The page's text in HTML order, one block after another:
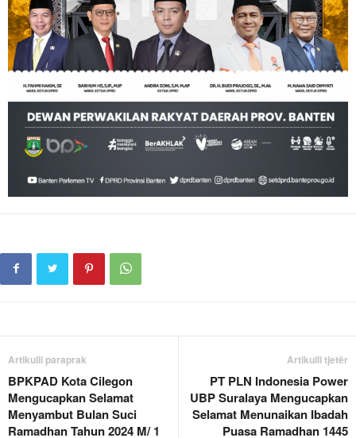
Artikulli paraprak
BPKPAD Kota Cilegon
Mengucapkan Selamat
Menyambut Bulan Suci
Ramadhan Tahun 2024 M/ 1
Artikulli tjetër
PT PLN Indonesia Power
UBP Suralaya Mengucapkan
Selamat Menunaikan Ibadah
Puasa Ramadhan 1445